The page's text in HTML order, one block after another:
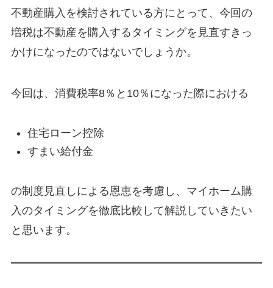
不動産購入を検討されている方にとって、今回の
増税は不動産を購入するタイミングを見直すきっ
かけになったのではないでしょうか。
今回は、消費税率8％と10％になった際における
住宅ローン控除
すまい給付金
の制度見直しによる恩恵を考慮し、マイホーム購
入のタイミングを徹底比較して解説していきたい
と思います。